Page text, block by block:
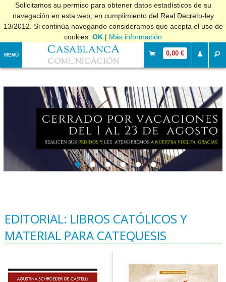
Solicitamos su permiso para obtener datos estadísticos de su
navegación en esta web, en cumplimiento del Real Decreto-ley
13/2012. Si continúa navegando consideramos que acepta el uso de
cookies. OK | Más información
MENÚ 0,00 €
EDITORIAL: LIBROS CATÓLICOS Y
MATERIAL PARA CATEQUESIS